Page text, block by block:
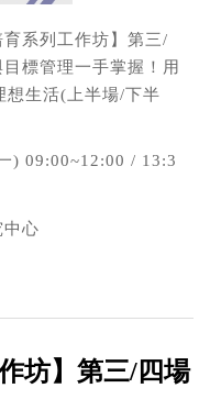
育系列工作坊】第三/
目標管理一手掌握！用
想生活(上半場/下半
) 09:00~12:00 / 13:3
中心
坊】第三/四場